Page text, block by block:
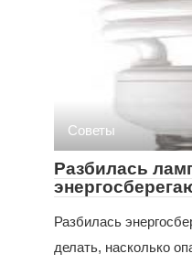
Советы
Разбилась
Разбилась
делать, насколько